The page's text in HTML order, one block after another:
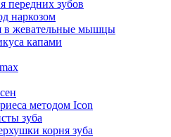
передних зубов
наркозом
в жевательные мышцы
капами
методом Icon
зуба
корня зуба